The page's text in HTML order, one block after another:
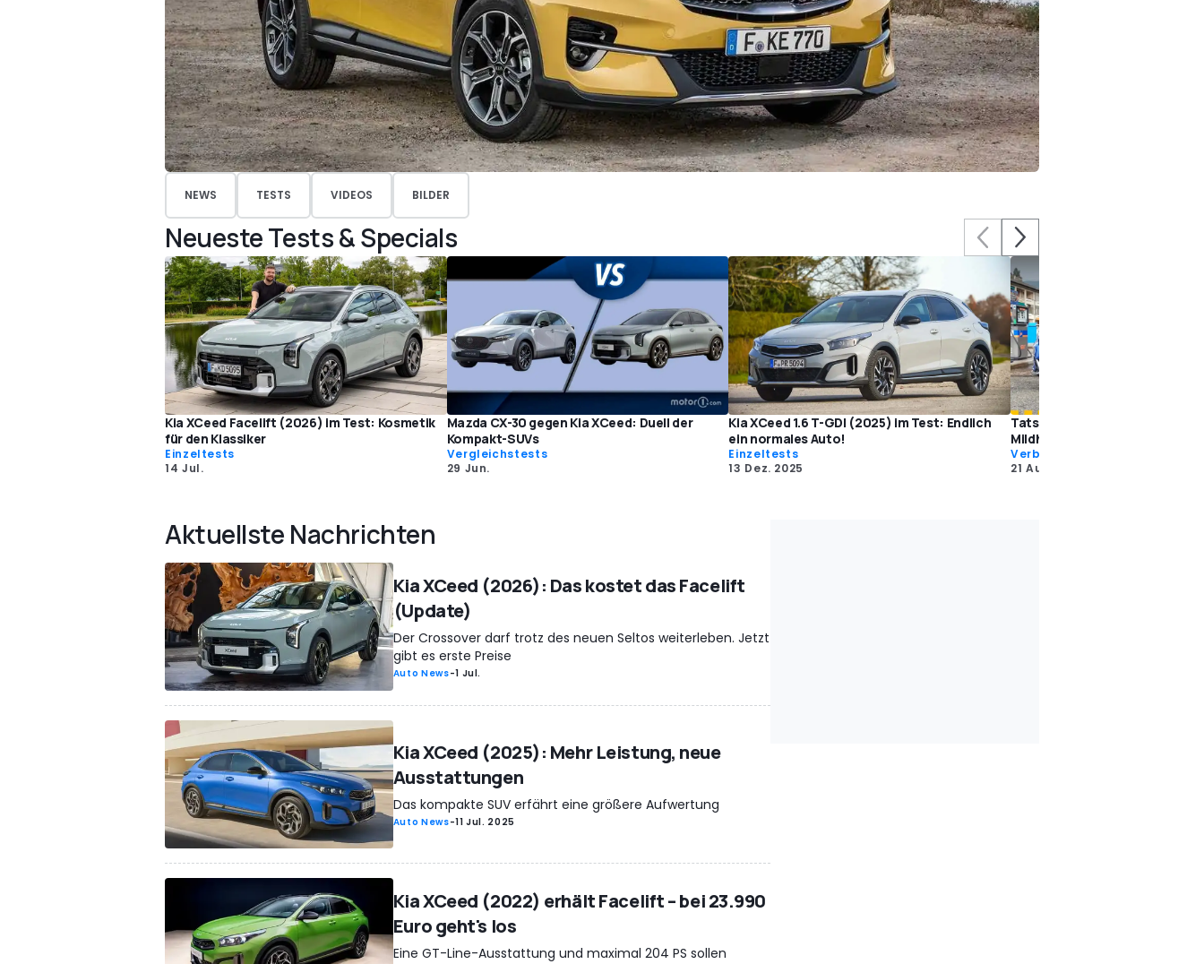
NEWS TESTS VIDEOS BILDER
Neueste Tests & Specials
Kia XCeed Facelift (2026) im Test: Kosmetik
für den Klassiker
Einzeltests
14 Jul.
Mazda CX-30 gegen Kia XCeed: Duell der
Kompakt-SUVs
Vergleichstests
29 Jun.
Kia XCeed 1.6 T-GDI (2025) im Test: Endlich
ein normales Auto!
Einzeltests
13 Dez. 2025
Tatsächlicher Verbrauch: Kia
Mildhybrid im Test
Verbrauchstests
21 Aug. 2024
Aktuellste Nachrichten
Kia XCeed (2026): Das kostet das Facelift
(Update)
Der Crossover darf trotz des neuen Seltos weiterleben. Jetzt
gibt es erste Preise
Auto News-1 Jul.
Kia XCeed (2025): Mehr Leistung, neue
Ausstattungen
Das kompakte SUV erfährt eine größere Aufwertung
Auto News-11 Jul. 2025
Kia XCeed (2022) erhält Facelift – bei 23.990
Euro geht's los
Eine GT-Line-Ausstattung und maximal 204 PS sollen